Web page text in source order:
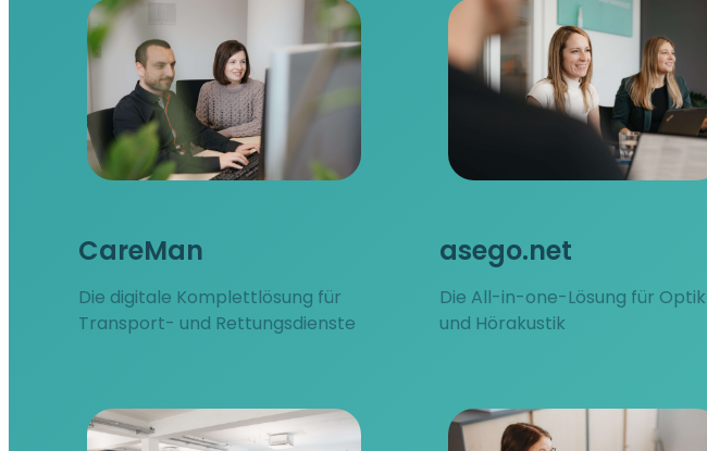
CareMan
Die digitale Komplettlösung für
Transport- und Rettungsdienste
asego.net
Die All-in-one-Lösung für Optik
und Hörakustik